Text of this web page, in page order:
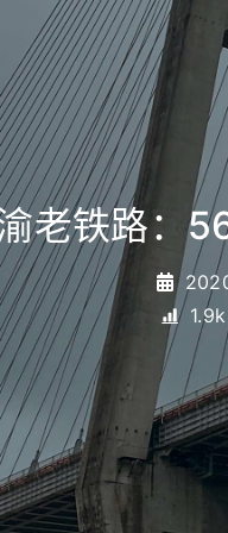
老铁路：
1.9k